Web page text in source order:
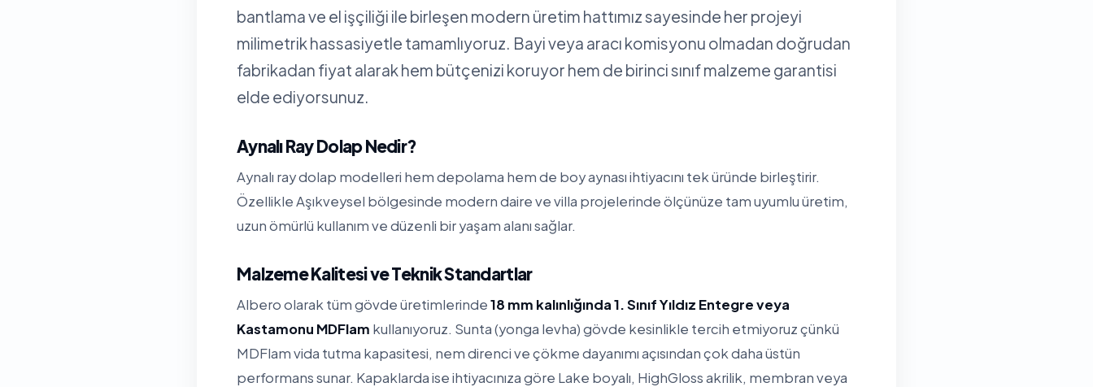
bantlama ve el işçiliği ile birleşen modern üretim hattımız sayesinde her projeyi
milimetrik hassasiyetle tamamlıyoruz. Bayi veya aracı komisyonu olmadan doğrudan
fabrikadan fiyat alarak hem bütçenizi koruyor hem de birinci sınıf malzeme garantisi
elde ediyorsunuz.
Aynalı Ray Dolap Nedir?
Aynalı ray dolap modelleri hem depolama hem de boy aynası ihtiyacını tek üründe birleştirir.
Özellikle Aşıkveysel bölgesinde modern daire ve villa projelerinde ölçünüze tam uyumlu üretim,
uzun ömürlü kullanım ve düzenli bir yaşam alanı sağlar.
Malzeme Kalitesi ve Teknik Standartlar
Albero olarak tüm gövde üretimlerinde18 mm kalınlığında 1. Sınıf Yıldız Entegre veya
Kastamonu MDFlam kullanıyoruz. Sunta (yonga levha) gövde kesinlikle tercih etmiyoruz çünkü
MDFlam vida tutma kapasitesi, nem direnci ve çökme dayanımı açısından çok daha üstün
performans sunar. Kapaklarda ise ihtiyacınıza göre Lake boyalı, HighGloss akrilik, membran veya